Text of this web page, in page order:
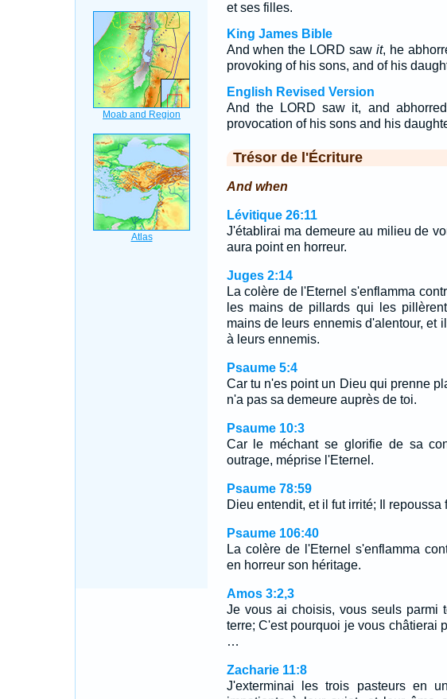
et ses filles.
King James Bible
And when the LORD sawit, he
provoking of his sons, and of his
English Revised Version
And the LORD saw it, and
provocation of his sons and his
Trésor de l'Écriture
And when
Lévitique 26:11
J'établirai ma demeure au milieu de
aura point en horreur.
Juges 2:14
La colère de l'Eternel s'enflamma
les mains de pillards qui les
mains de leurs ennemis d'alentour, et
à leurs ennemis.
Psaume 5:4
Car tu n'es point un Dieu qui prenne
n'a pas sa demeure auprès de toi.
Psaume 10:3
Car le méchant se glorifie de sa
outrage, méprise l'Eternel.
Psaume 78:59
Dieu entendit, et il fut irrité; Il repoussa
Psaume 106:40
La colère de l'Eternel s'enflamma
en horreur son héritage.
Amos 3:2,3
Je vous ai choisis, vous seuls parmi
terre; C'est pourquoi je vous châtierai
…
Zacharie 11:8
J'exterminai les trois pasteurs en